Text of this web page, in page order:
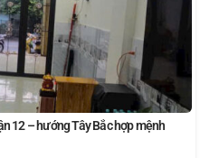
12 – hướng Tây Bắc hợp mệnh